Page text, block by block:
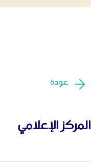
عودة
المركز الإعلامي